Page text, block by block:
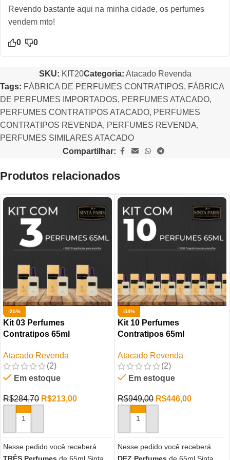
Revendo bastante aqui na minha cidade, os perfumes
vendem mto!
0 0
SKU: KIT20Categoria: Atacado Revenda
Tags: FÁBRICA DE PERFUMES CONTRATIPOS, FÁBRICA
DE PERFUMES IMPORTADOS, PERFUMES ATACADO,
PERFUMES CONTRATIPOS ATACADO, PERFUMES
CONTRATIPOS REVENDA, PERFUMES REVENDA,
PERFUMES SIMILARES ATACADO
Compartilhar:
Produtos relacionados
-25%
Kit 03 Perfumes
Contratipos 65ml
Atacado Revenda
(2)
Em estoque
R$284,70 R$213,00
ADICIONAR AO CARRINHO
Nesse pedido você receberá
-53%
Kit 10 Perfumes
Contratipos 65ml
Atacado Revenda
(2)
Em estoque
R$949,00 R$446,00
ADICIONAR AO CARRINHO
Nesse pedido você receberá